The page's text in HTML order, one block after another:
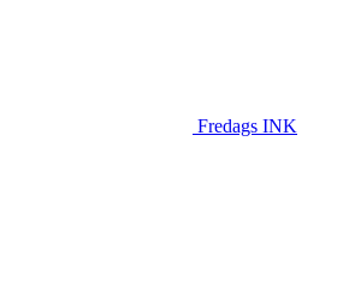
Fredags INK